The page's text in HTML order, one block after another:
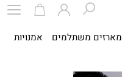
מארזים משתלמים אמנויות